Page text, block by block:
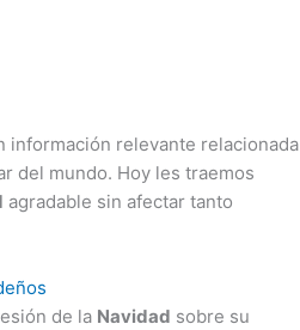
información relevante relacionada
del mundo. Hoy les traemos
agradable sin afectar tanto
de la Navidad sobre su